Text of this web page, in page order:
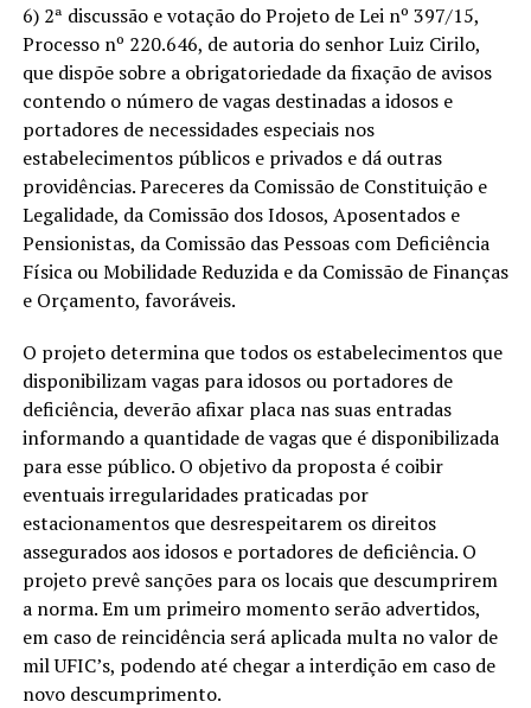
6) 2ª discussão e votação do Projeto de Lei nº 397/15,
Processo nº 220.646, de autoria do senhor Luiz Cirilo,
que dispõe sobre a obrigatoriedade da fixação de avisos
contendo o número de vagas destinadas a idosos e
portadores de necessidades especiais nos
estabelecimentos públicos e privados e dá outras
providências. Pareceres da Comissão de Constituição e
Legalidade, da Comissão dos Idosos, Aposentados e
Pensionistas, da Comissão das Pessoas com Deficiência
Física ou Mobilidade Reduzida e da Comissão de Finanças
e Orçamento, favoráveis.
O projeto determina que todos os estabelecimentos que
disponibilizam vagas para idosos ou portadores de
deficiência, deverão afixar placa nas suas entradas
informando a quantidade de vagas que é disponibilizada
para esse público. O objetivo da proposta é coibir
eventuais irregularidades praticadas por
estacionamentos que desrespeitarem os direitos
assegurados aos idosos e portadores de deficiência. O
projeto prevê sanções para os locais que descumprirem
a norma. Em um primeiro momento serão advertidos,
em caso de reincidência será aplicada multa no valor de
mil UFIC’s, podendo até chegar a interdição em caso de
novo descumprimento.